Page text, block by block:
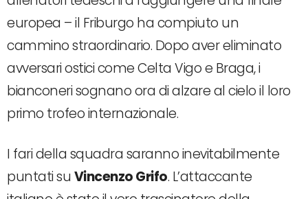
europea – il Friburgo ha compiuto un
cammino straordinario. Dopo aver eliminato
avversari ostici come Celta Vigo e Braga, i
bianconeri sognano ora di alzare al cielo il loro
primo trofeo internazionale.
I fari della squadra saranno inevitabilmente
puntati su Vincenzo Grifo. L’attaccante